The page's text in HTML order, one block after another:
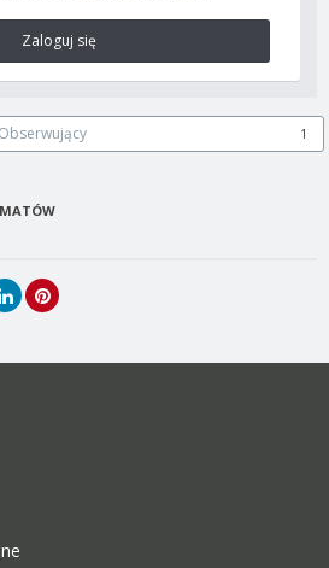
Zaloguj się
Obserwujący 1